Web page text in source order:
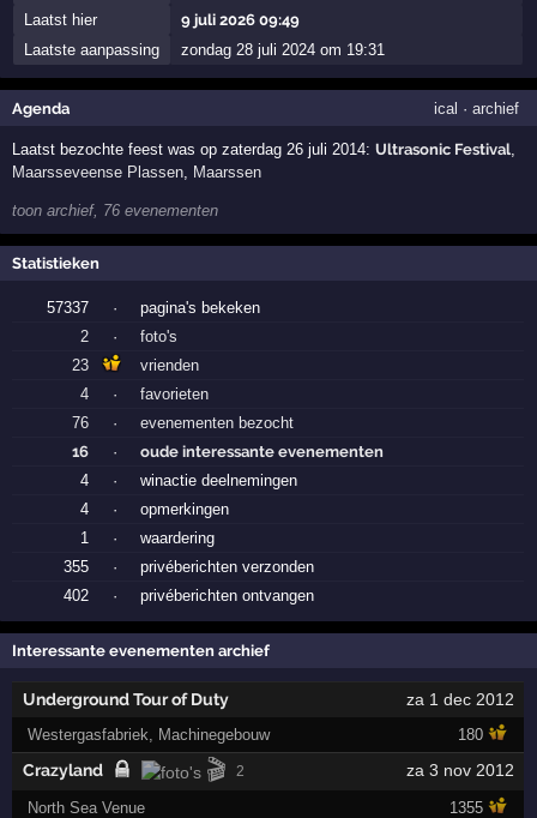
Laatst hier
9 juli 2026 09:49
Laatste aanpassing
zondag 28 juli 2024 om 19:31
Agenda ical · archief
Laatst bezochte feest was op zaterdag 26 juli 2014:Ultrasonic Festival
Maarsseveense Plassen
Maarssen
toon archief, 76 evenementen
Statistieken
57337 ·
pagina's bekeken
2
·
foto's
23
vrienden
4
·
favorieten
76
·
evenementen bezocht
16
·
oude interessante evenementen
4
·
winactie deelnemingen
4
·
opmerkingen
1
·
waardering
355
·
privéberichten verzonden
402
· privéberichten ontvangen
Interessante evenementen archief
Underground Tour of Duty za 1 dec 2012
Westergasfabriek, Machinegebouw 180
Crazyland 🎬 2 za 3 nov 2012
North Sea Venue 1355